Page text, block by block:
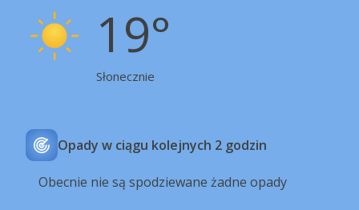
19°
Słonecznie
Opady w ciągu kolejnych 2 godzin
Obecnie nie są spodziewane żadne opady